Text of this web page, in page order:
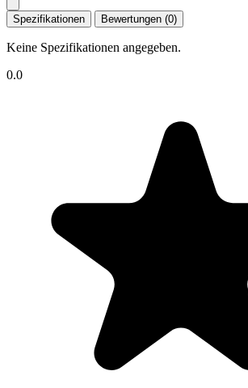
Spezifikationen Bewertungen (0)
Keine Spezifikationen angegeben.
0.0